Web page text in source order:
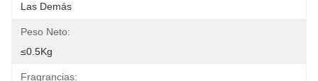
Las Demás
Peso Neto:
≤0.5Kg
Fragrancias: